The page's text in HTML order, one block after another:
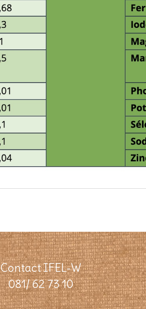
Contact IFEL-W
081/ 62 73 10